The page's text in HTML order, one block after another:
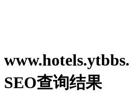
SEO查询结果